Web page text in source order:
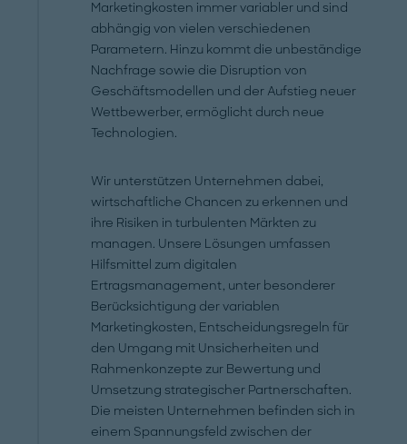
Marketingkosten immer variabler und sind
abhängig von vielen verschiedenen
Parametern. Hinzu kommt die unbeständige
Nachfrage sowie die Disruption von
Geschäftsmodellen und der Aufstieg neuer
Wettbewerber, ermöglicht durch neue
Technologien.
Wir unterstützen Unternehmen dabei,
wirtschaftliche Chancen zu erkennen und
ihre Risiken in turbulenten Märkten zu
managen. Unsere Lösungen umfassen
Hilfsmittel zum digitalen
Ertragsmanagement, unter besonderer
Berücksichtigung der variablen
Marketingkosten, Entscheidungsregeln für
den Umgang mit Unsicherheiten und
Rahmenkonzepte zur Bewertung und
Umsetzung strategischer Partnerschaften.
Die meisten Unternehmen befinden sich in
einem Spannungsfeld zwischen der